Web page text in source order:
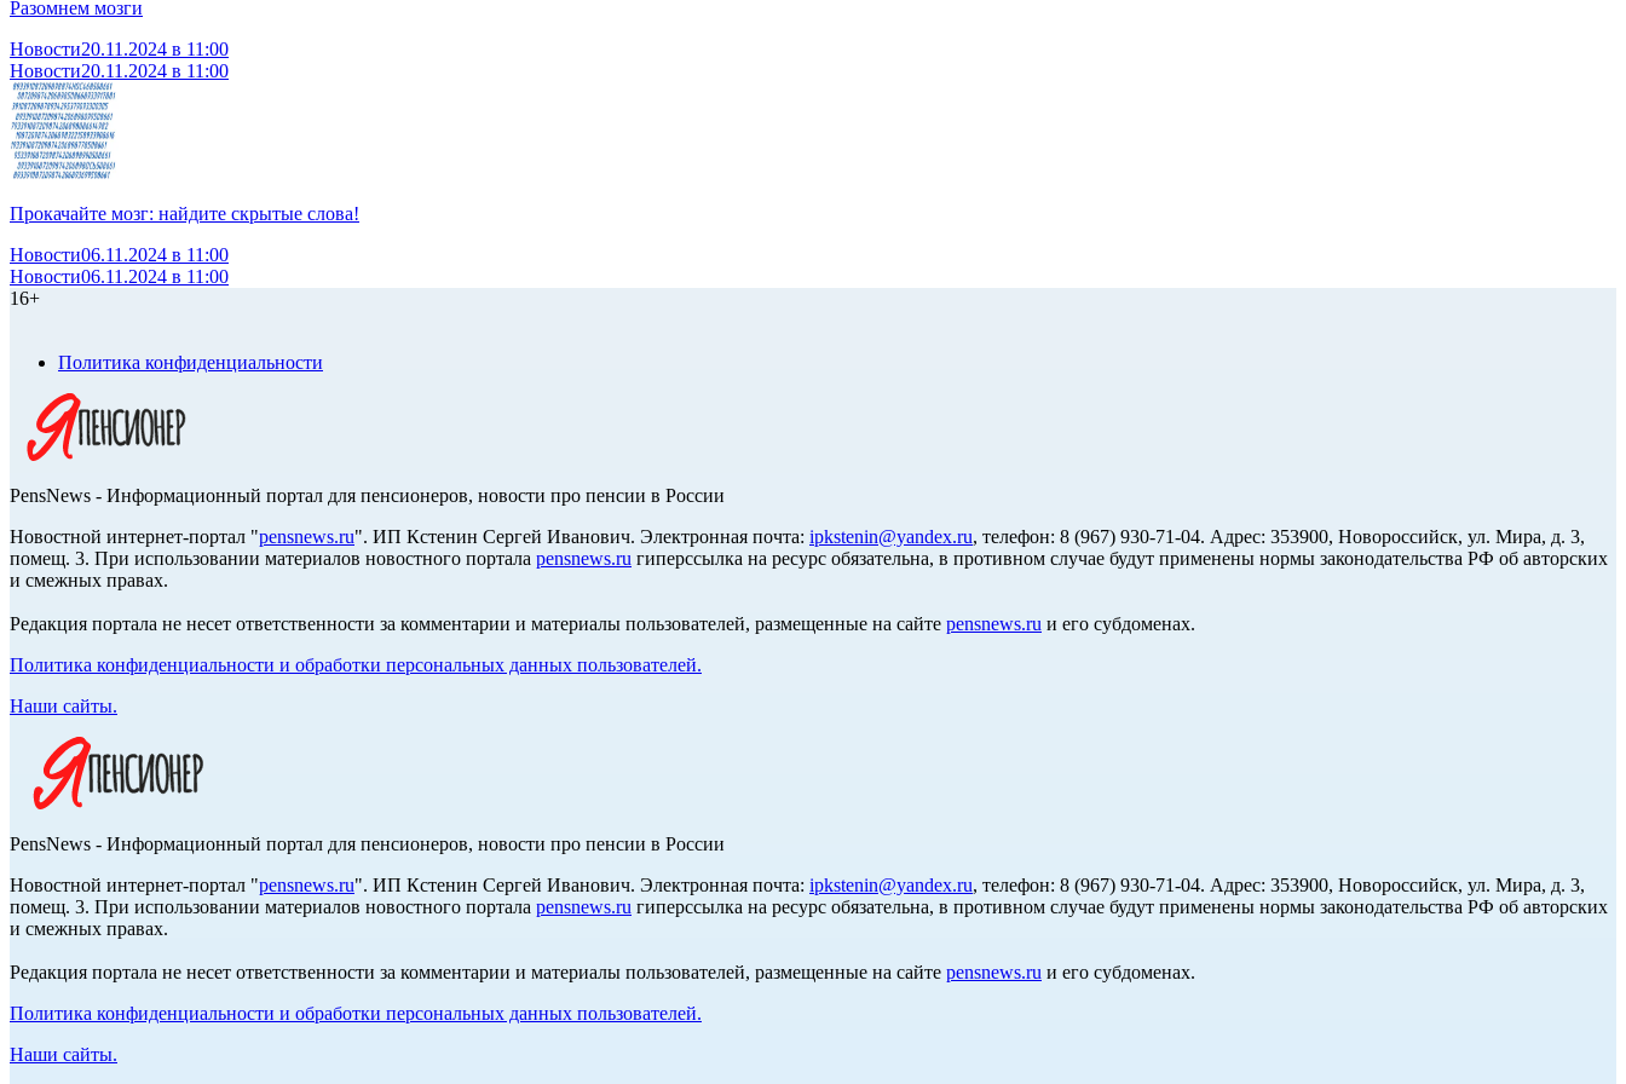
Разомнем мозги
Новости20.11.2024 в 11:00
Новости20.11.2024 в 11:00
Прокачайте мозг: найдите скрытые слова!
Новости06.11.2024 в 11:00
Новости06.11.2024 в 11:00
16+
Политика конфиденциальности
PensNews - Информационный портал для пенсионеров, новости про пенсии в России
Новостной интернет-портал "pensnews.ru". ИП Кстенин Сергей Иванович. Электронная почта: ipkstenin@yandex.ru, телефон: 8 (967) 930-71-04. Адрес: 353900, Новороссийск, ул. Мира, д. 3,
помещ. 3. При использовании материалов новостного портала pensnews.ru гиперссылка на ресурс обязательна, в противном случае будут применены нормы законодательства РФ об авторских
и смежных правах.
Редакция портала не несет ответственности за комментарии и материалы пользователей, размещенные на сайте pensnews.ru и его субдоменах.
Политика конфиденциальности и обработки персональных данных пользователей.
Наши сайты.
PensNews - Информационный портал для пенсионеров, новости про пенсии в России
Новостной интернет-портал "pensnews.ru". ИП Кстенин Сергей Иванович. Электронная почта: ipkstenin@yandex.ru, телефон: 8 (967) 930-71-04. Адрес: 353900, Новороссийск, ул. Мира, д. 3,
помещ. 3. При использовании материалов новостного портала pensnews.ru гиперссылка на ресурс обязательна, в противном случае будут применены нормы законодательства РФ об авторских
и смежных правах.
Редакция портала не несет ответственности за комментарии и материалы пользователей, размещенные на сайте pensnews.ru и его субдоменах.
Политика конфиденциальности и обработки персональных данных пользователей.
Наши сайты.